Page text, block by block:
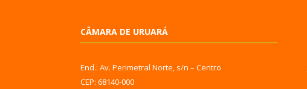
CÂMARA DE URUARÁ
End.: Av. Perimetral Norte, s/n – Centro
CEP: 68140-000